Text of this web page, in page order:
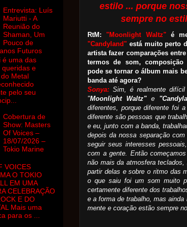
estilo ... porque
sempre no
RtM:"Moonlight Waltz"é
"Candyland" está muito perto
artista fazer comparações
termos de som,
pode se tornar o álbum mais
banda até agora?
Sonya: Sim, é realmente difícil
"Moonlight Waltz"e
diferentes, porque diferente foi
diferente são pessoas que
e eu, junto com a banda,
depois da nossa separação
seguir seus interesses
com a gente. Então
não mais da atmosfera
partir delas e sobre o ritmo das
o que saiu foi um som muito
certamente diferente dos
e a forma de trabalho, mas
mente e coração estão sempre
Entrevista: Luís
Mariutti - A
Reunião do
Shaman, Um
Pouco de
Futuros
é uma das
queridas e
Metal
pelo seu
Cobertura de
Show: Masters
Of Voices –
18/07/2026 –
Tokio Marine
VOICES
O TOKIO
EM UMA
CELEBRAÇÃO
E DO
Mais uma
para os ...